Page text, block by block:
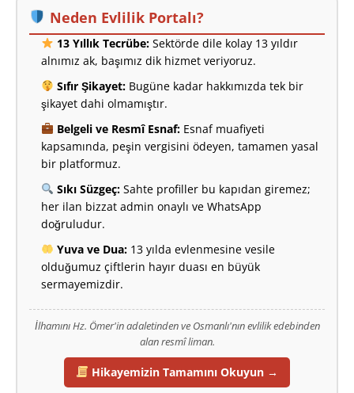
Neden Evlilik Portalı?
13 Yıllık Tecrübe:Sektörde dile kolay 13 yıldır
alnımız ak, başımız dik hizmet veriyoruz.
Sıfır Şikayet:Bugüne kadar hakkımızda tek bir
şikayet dahi olmamıştır.
Belgeli ve Resmî Esnaf:Esnaf muafiyeti
kapsamında, peşin vergisini ödeyen, tamamen yasal
bir platformuz.
Sıkı Süzgeç:Sahte profiller bu kapıdan giremez;
her ilan bizzat admin onaylı ve WhatsApp
doğruludur.
Yuva ve Dua:13 yılda evlenmesine vesile
olduğumuz çiftlerin hayır duası en büyük
sermayemizdir.
İlhamını Hz. Ömer'in adaletinden ve Osmanlı'nın evlilik edebinden
alan resmî liman.
Hikayemizin Tamamını Okuyun →